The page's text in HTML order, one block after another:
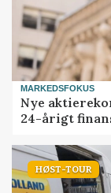
MARKEDSFOKUS
Nye
24-årigt
HØST-TOUR